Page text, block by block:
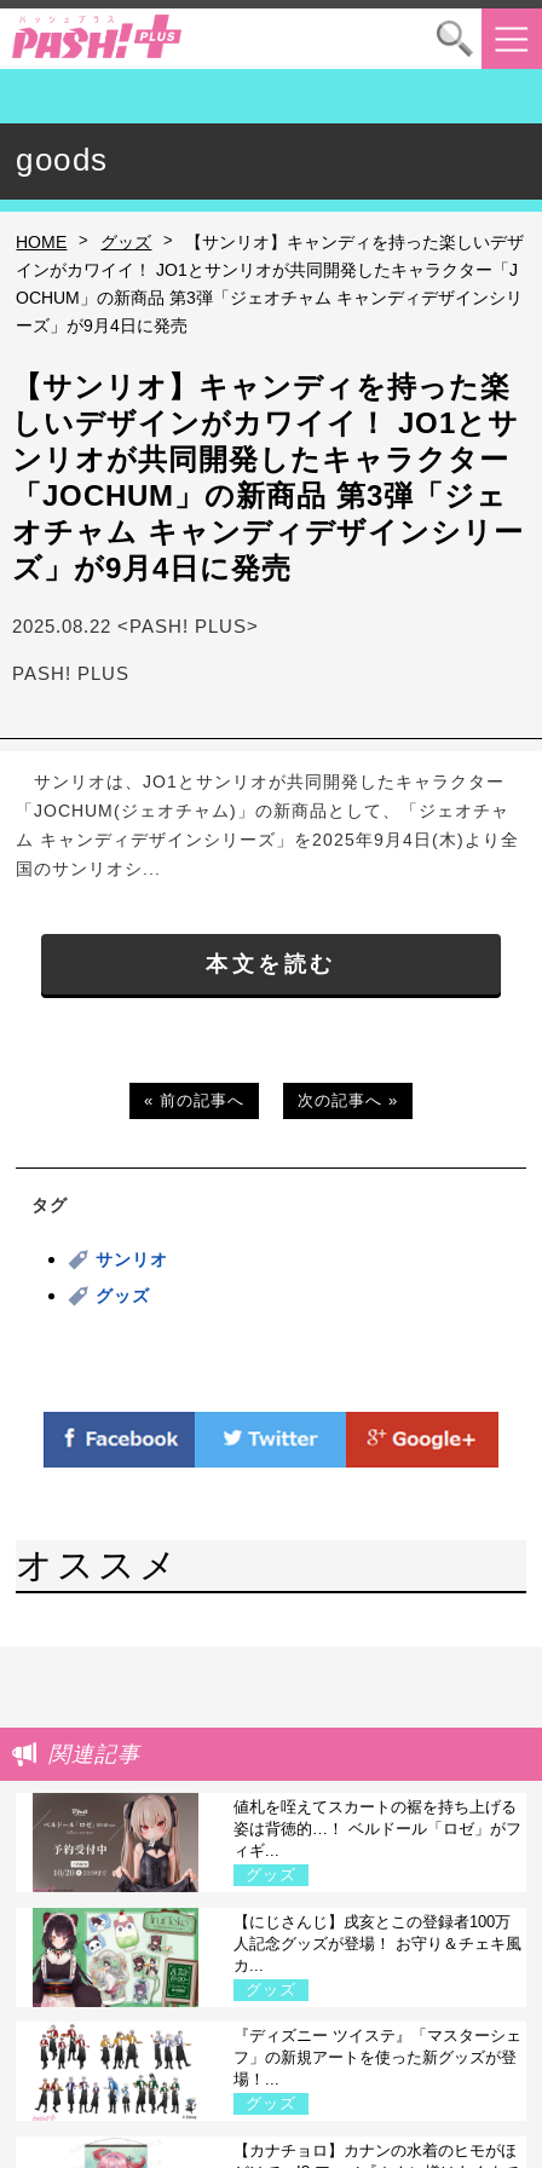
goods
HOME > グッズ >
【サンリオ】キャンディを持った楽しいデザ
インがカワイイ！ JO1とサンリオが共同開発したキャラクター「J
OCHUM」の新商品 第3弾「ジェオチャム キャンディデザインシリ
ーズ」が9月4日に発売
【サンリオ】キャンディを持った楽
しいデザインがカワイイ！ JO1とサ
ンリオが共同開発したキャラクター
「JOCHUM」の新商品 第3弾「ジェ
オチャム キャンディデザインシリー
ズ」が9月4日に発売
2025.08.22 <PASH! PLUS>
PASH! PLUS
サンリオは、JO1とサンリオが共同開発したキャラクター
「JOCHUM(ジェオチャム)」の新商品として、「ジェオチャ
ム キャンディデザインシリーズ」を2025年9月4日(木)より全
国のサンリオシ...
本文を読む
« 前の記事へ 次の記事へ »
タグ
サンリオ
グッズ
オススメ
関連記事
値札を咥えてスカートの裾を持ち上げる
姿は背徳的…！ ベルドール「ロゼ」がフ
ィギ...
グッズ
【にじさんじ】戌亥とこの登録者100万
人記念グッズが登場！ お守り＆チェキ風
カ...
グッズ
『ディズニー ツイステ』「マスターシェ
フ」の新規アートを使った新グッズが登
場！...
グッズ
【カナチョロ】カナンの水着のヒモがほ